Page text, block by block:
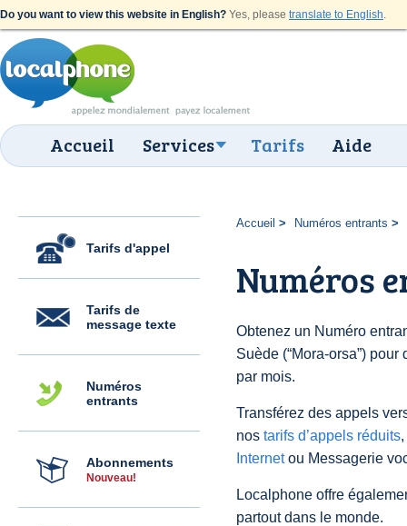
Do you want to view this website in English? Yes, please translate to English.
Accueil Services Tarifs Aide
Tarifs d'appel
Tarifs de
message texte
Numéros
entrants
Abonnements
Nouveau!
Accueil Numéros entrants
Numéros
Obtenez un Numéro
Suède (“Mora-orsa”)
par mois.
Transférez des appels
nos tarifs d’appels réduits
Internetou Messagerie
Localphone offre
partout dans le monde.